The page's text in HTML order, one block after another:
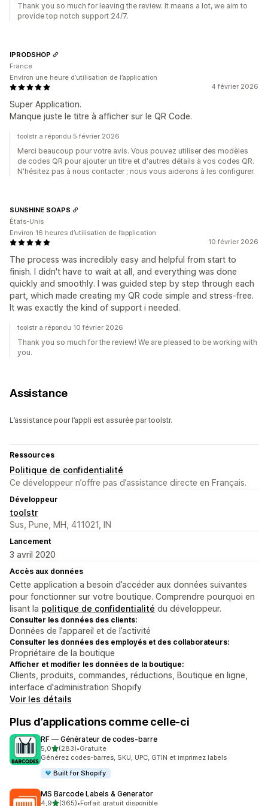
Thank you so much for leaving the review. It means a lot, we aim to
provide top notch support 24/7.
4 février 2026
Super Application.
Manque juste le titre à afficher sur le QR Code.
IPRODSHOP
France
Environ une heure d’utilisation de l’application
toolstr a répondu 5 février 2026
Merci beaucoup pour votre avis. Vous pouvez utiliser des modèles
de codes QR pour ajouter un titre et d'autres détails à vos codes QR.
N'hésitez pas à nous contacter ; nous vous aiderons à les configurer.
10 février 2026
The process was incredibly easy and helpful from start to
finish. I didn't have to wait at all, and everything was done
quickly and smoothly. I was guided step by step through each
part, which made creating my QR code simple and stress-free.
It was exactly the kind of support i needed.
SUNSHINE SOAPS
États-Unis
Environ 16 heures d’utilisation de l’application
toolstr a répondu 10 février 2026
Thank you so much for the review! We are pleased to be working with
you.
Assistance
L’assistance pour l’appli est assurée par toolstr.
Ressources
Politique de confidentialité
Ce développeur n’offre pas d’assistance directe en Français.
Développeur
toolstr
Sus, Pune, MH, 411021, IN
Lancement
3 avril 2020
Accès aux données
Cette application a besoin d’accéder aux données suivantes
pour fonctionner sur votre boutique. Comprendre pourquoi en
lisant la politique de confidentialité du développeur.
Consulter les données des clients:
Données de l’appareil et de l’activité
Consulter les données des employés et des collaborateurs:
Propriétaire de la boutique
Afficher et modifier les données de la boutique:
Clients, produits, commandes, réductions, Boutique en ligne,
interface d'administration Shopify
Voir les détails
Plus d’applications comme celle-ci
RF — Générateur de codes‑barre
5,0étoile(s) sur 5
(283)
283 avis au total
•Gratuite
Générez codes-barres, SKU, UPC, GTIN et imprimez labels
Built for Shopify
MS Barcode Labels & Generator
4,9étoile(s) sur 5
(365)•Forfait gratuit disponible